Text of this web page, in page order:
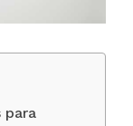
para